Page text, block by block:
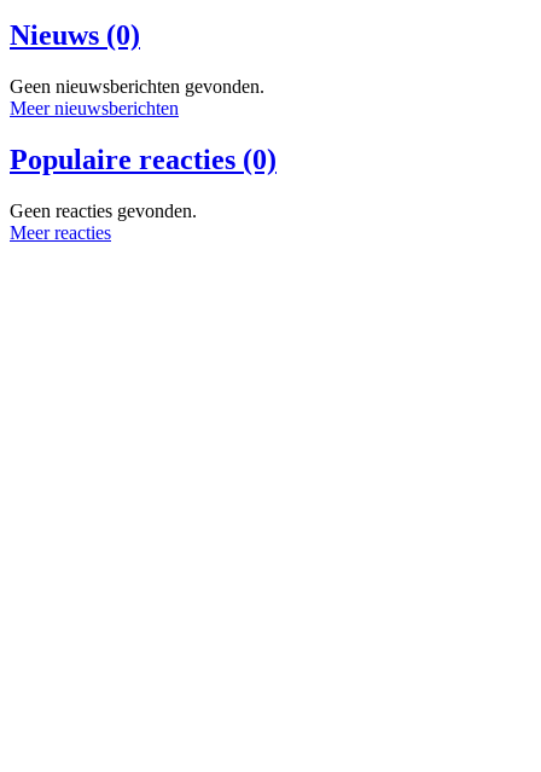
Nieuws (0)
Geen nieuwsberichten gevonden.
Meer nieuwsberichten
Populaire reacties (0)
Geen reacties gevonden.
Meer reacties